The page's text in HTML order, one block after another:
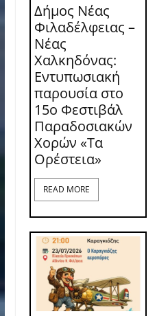
Δήμος Νέας
Φιλαδέλφειας –
Νέας
Χαλκηδόνας:
Εντυπωσιακή
παρουσία στο
15ο Φεστιβάλ
Παραδοσιακών
Χορών «Τα
Ορέστεια»
READ MORE